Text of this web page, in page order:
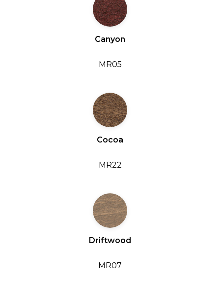
Canyon
MR05
Cocoa
MR22
Driftwood
MR07